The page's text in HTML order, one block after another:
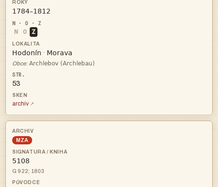

N O Z
 · 
Obce: 
53
archiv
MZA

G 922; 1803